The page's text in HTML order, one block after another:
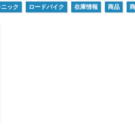
ニック
ロードバイク 在庫情報 商品